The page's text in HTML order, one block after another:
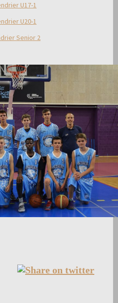
U17-1
U20-1
Senior 2